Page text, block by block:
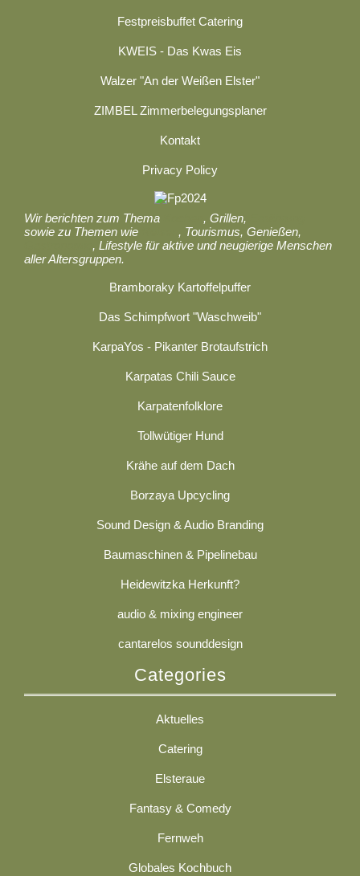
Festpreisbuffet Catering
KWEIS - Das Kwas Eis
Walzer "An der Weißen Elster"
ZIMBEL Zimmerbelegungsplaner
Kontakt
Privacy Policy
Wir berichten zum Thema , Grillen,
sowie zu Themen wie
, Tourismus, Genießen,
, Lifestyle für aktive und neugierige Menschen
aller Altersgruppen.
Bramboraky Kartoffelpuffer
Das Schimpfwort "Waschweib"
KarpaYos - Pikanter Brotaufstrich
Karpatas Chili Sauce
Karpatenfolklore
Tollwütiger Hund
Krähe auf dem Dach
Borzaya Upcycling
Sound Design & Audio Branding
Baumaschinen & Pipelinebau
Heidewitzka Herkunft?
audio & mixing engineer
cantarelos sounddesign
Categories
Aktuelles
Catering
Elsteraue
Fantasy & Comedy
Fernweh
Globales Kochbuch